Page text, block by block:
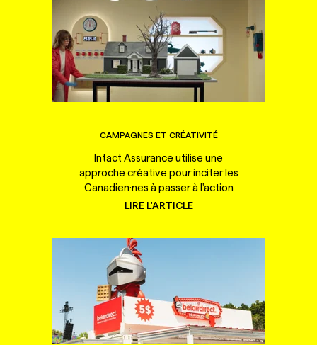
CAMPAGNES ET CRÉATIVITÉ
Intact Assurance utilise une
approche créative pour inciter les
Canadien·nes à passer à l'action
LIRE L'ARTICLE